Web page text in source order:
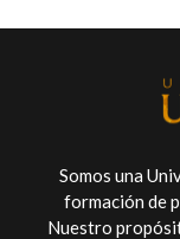
Somos una
formación de
Nuestro